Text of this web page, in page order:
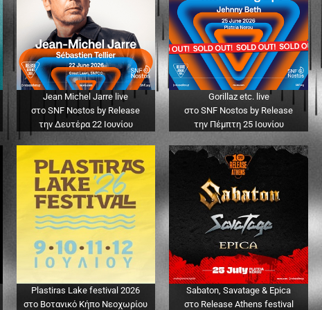
Jean Michel Jarre live
στο SNF Nostos by Release
την Δευτέρα 22 Ιουνίου
Gorillaz etc. live
στο SNF Nostos by Release
την Πέμπτη 25 Ιουνίου
Plastiras Lake festival 2026
στο Βοτανικό Κήπο Νεοχωρίου
Sabaton, Savatage & Epica
στο Release Athens festival